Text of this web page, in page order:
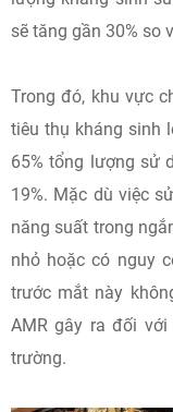
sẽ tăng gần 30% so
Trong đó, khu vực
tiêu thụ kháng sinh
65% tổng lượng sử
19%. Mặc dù việc
năng suất trong
nhỏ hoặc có nguy
trước mắt này
AMR gây ra đối
trường.